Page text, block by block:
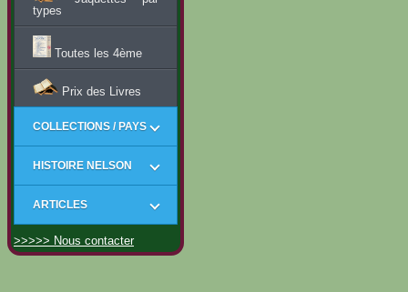
types
Toutes les 4ème
Prix des Livres
COLLECTIONS / PAYS
HISTOIRE NELSON
ARTICLES
>>>>> Nous contacter